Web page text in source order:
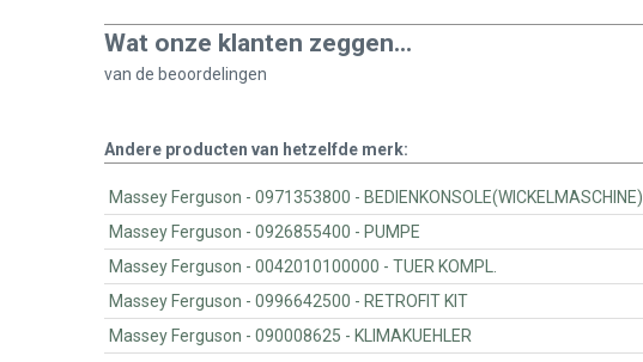
Wat onze klanten zeggen...
van de beoordelingen
Andere producten van hetzelfde merk:
Massey Ferguson - 0971353800 - BEDIENKONSOLE(WICKELMASCHINE)
Massey Ferguson - 0926855400 - PUMPE
Massey Ferguson - 0042010100000 - TUER KOMPL.
Massey Ferguson - 0996642500 - RETROFIT KIT
Massey Ferguson - 090008625 - KLIMAKUEHLER